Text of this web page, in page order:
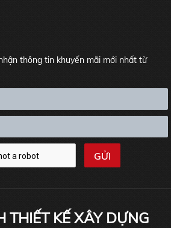
thông tin khuyến mãi mới nhất từ
THIẾT KẾ XÂY DỰNG